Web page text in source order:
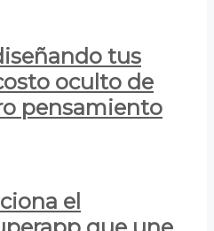
tus
oculto de
pensamiento
el